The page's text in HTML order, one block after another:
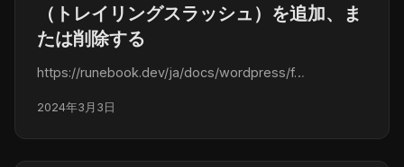
（トレイリングスラッシュ）を追加、ま
たは削除する
https://runebook.dev/ja/docs/wordpress/f…
2024年3月3日